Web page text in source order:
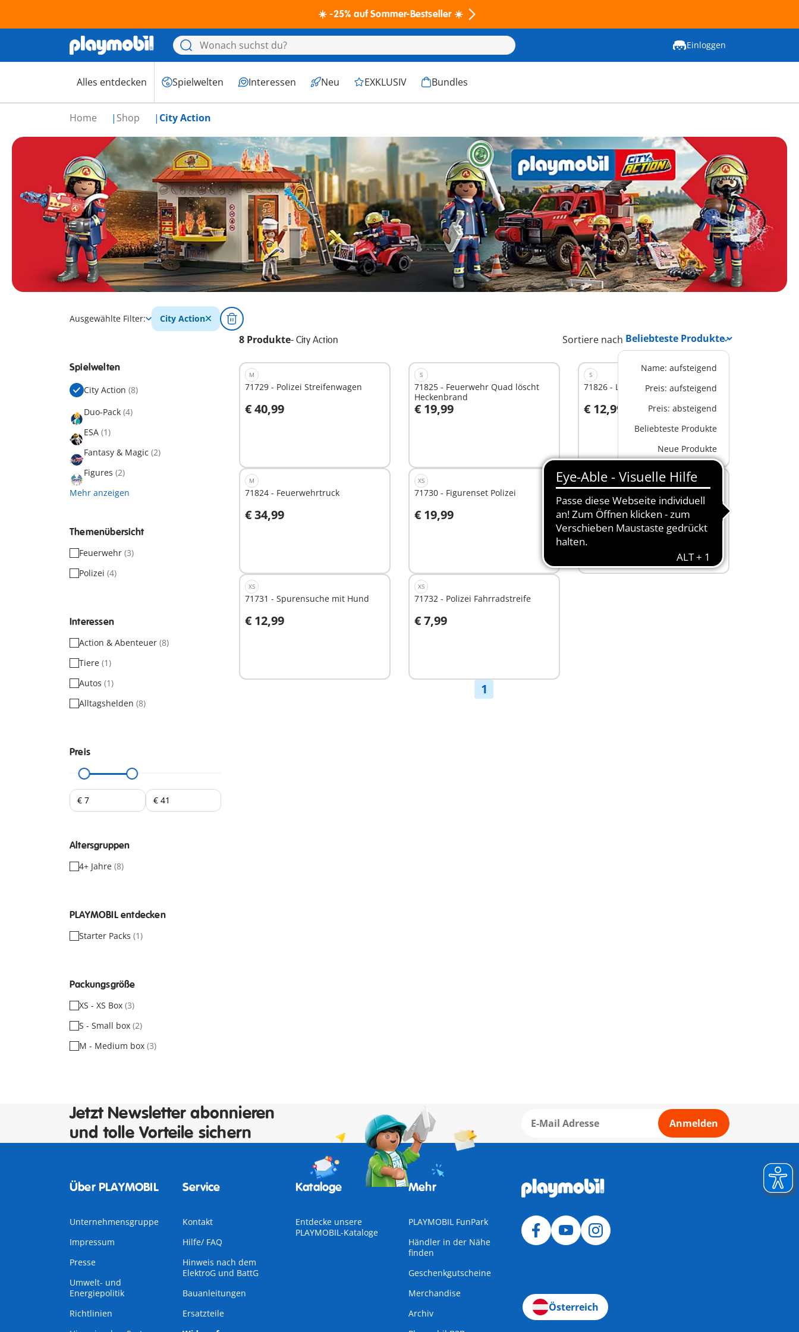
☀️ -25% auf Sommer-Bestseller ☀️
Einloggen
Alles entdecken Spielwelten Interessen Neu EXKLUSIV Bundles
Home Shop City Action
Ausgewählte Filter: City Action
8 Produkte- City Action Sortiere nach
Name: aufsteigend
Preis: aufsteigend
Preis: absteigend
Beliebteste Produkte
Neue Produkte
Spielwelten
City Action (8)
Duo-Pack (4)
ESA (1)
Fantasy & Magic (2)
Figures (2)
Mehr anzeigen
Themenübersicht
Feuerwehr (3)
Polizei (4)
Interessen
Action & Abenteuer (8)
Tiere (1)
Autos (1)
Alltagshelden (8)
Preis
Altersgruppen
4+ Jahre (8)
PLAYMOBIL entdecken
Starter Packs (1)
Packungsgröße
XS - XS Box (3)
S - Small box (2)
M - Medium box (3)
M
71729 - Polizei Streifenwagen
€ 40,99
In den Warenkorb
S
71825 - Feuerwehr Quad löscht
Heckenbrand
€ 19,99
In den Warenkorb
S
71826 - Löschung eines Gastanks
€ 12,99
In den Warenkorb
M
71824 - Feuerwehrtruck
€ 34,99
In den Warenkorb
XS
71730 - Figurenset Polizei
€ 19,99
In den Warenkorb
M
71733 - Starter Pack Polizei
Ermittlungszimmer
€ 19,99
In den Warenkorb
XS
71731 - Spurensuche mit Hund
€ 12,99
In den Warenkorb
XS
71732 - Polizei Fahrradstreife
€ 7,99
In den Warenkorb
1
Jetzt Newsletter abonnieren
und tolle Vorteile sichern
Anmelden
Über PLAYMOBIL
Unternehmensgruppe
Impressum
Presse
Umwelt- und
Energiepolitik
Richtlinien
Service
Kontakt
Hilfe/ FAQ
Hinweis nach dem
ElektroG und BattG
Bauanleitungen
Ersatzteile
Kataloge
Entdecke unsere
PLAYMOBIL-Kataloge
Mehr
PLAYMOBIL FunPark
Händler in der Nähe
finden
Geschenkgutscheine
Merchandise
Archiv
Österreich